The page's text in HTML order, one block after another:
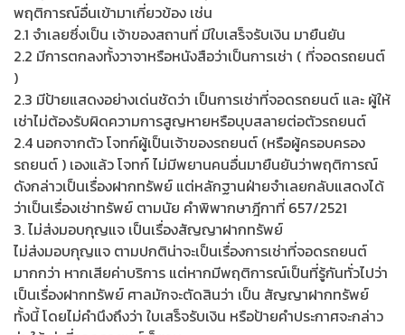
พฤติการณ์อื่นเข้ามาเกี่ยวข้อง เช่น
2.1 จำเลยซึ่งเป็น เจ้าของสถานที่ มีใบเสร็จรับเงิน มายืนยัน
2.2 มีการตกลงทั้งวาจาหรือหนังสือว่าเป็นการเช่า ( ที่จอดรถยนต์
)
2.3 มีป้ายแสดงอย่างเด่นชัดว่า เป็นการเช่าที่จอดรถยนต์ และ ผู้ให้
เช่าไม่ต้องรับผิดความการสูญหายหรือบุบสลายต่อตัวรถยนต์
2.4 นอกจากตัว โจทก์ผู้เป็นเจ้าของรถยนต์ (หรือผู้ครอบครอง
รถยนต์ ) เองแล้ว โจทก์ ไม่มีพยานคนอื่นมายืนยันว่าพฤติการณ์
ดังกล่าวเป็นเรื่องฝากทรัพย์ แต่หลักฐานฝ่ายจำเลยกลับแสดงได้
ว่าเป็นเรื่องเช่าทรัพย์ ตามนัย คำพิพากษาฎีกาที่ 657/2521
3. ไม่ส่งมอบกุญแจ เป็นเรื่องสัญญาฝากทรัพย์
ไม่ส่งมอบกุญแจ ตามปกติน่าจะเป็นเรื่องการเช่าที่จอดรถยนต์
มากกว่า หากเสียค่าบริการ แต่หากมีพฤติการณ์เป็นที่รู้กันทั่วไปว่า
เป็นเรื่องฝากทรัพย์ ศาลมักจะตัดสินว่า เป็น สัญญาฝากทรัพย์
ทั้งนี้ โดยไม่คำนึงถึงว่า ใบเสร็จรับเงิน หรือป้ายคำประกาศจะกล่าว